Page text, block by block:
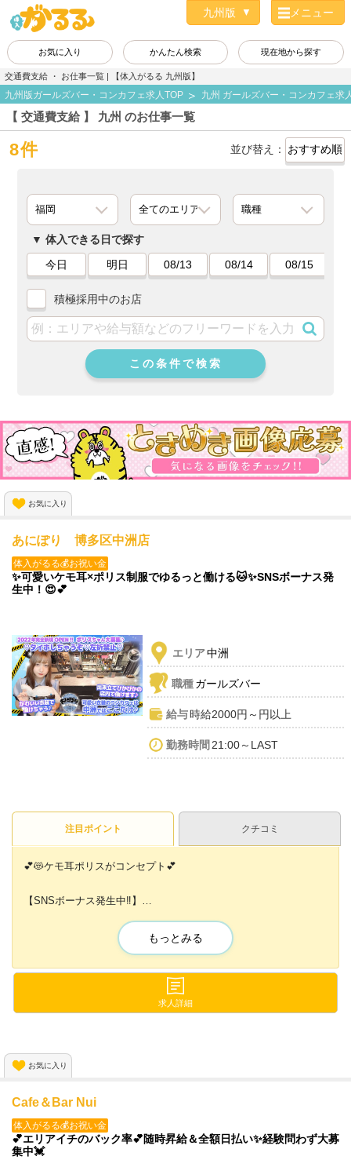
メニュー
お気に入り かんたん検索 現在地から探す
交通費支給 ・ お仕事一覧 | 【体入がるる 九州版】
九州版ガールズバー・コンカフェ求人TOP 九州 ガールズバー・コンカフェ求
【 交通費支給 】 九州 のお仕事一覧
8件 並び替え：
体入できる日で探す
今日
明日 08/13 08/14 08/15
積極採用中のお店
この条件で検索
お気に入り
あにぽり 博多区中洲店
体入がるる💰お祝い金
✨可愛いケモ耳×ポリス制服でゆるっと働ける🐱✨SNSボーナス発
生中！😍💕
エリア中洲
職種ガールズバー
給与時給2000円～円以上
勤務時間21:00～LAST
注目ポイント クチコミ
💕😻ケモ耳ポリスがコンセプト💕
【SNSボーナス発生中‼︎】
お店に出ていない時でも、
集客のついでに報酬を受け取れちゃいます✨
難しい任務は何もありませんので
🌟体入に来ないとタイホしちゃうぞ🧡🌟
もっとみる
求人詳細
お気に入り
Cafe＆Bar Nui
体入がるる💰お祝い金
💕エリアイチのバック率💕随時昇給＆全額日払い✨経験問わず大募
集中💓